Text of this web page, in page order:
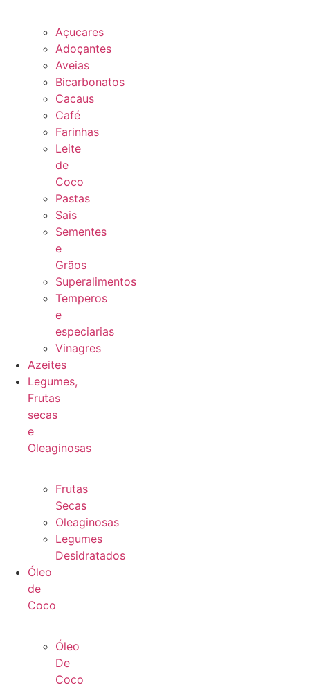
Açucares
Adoçantes
Aveias
Bicarbonatos
Cacaus
Café
Farinhas
Leite
de
Coco
Pastas
Sais
Sementes
e
Grãos
Superalimentos
Temperos
e
especiarias
Vinagres
Azeites
Legumes,
Frutas
secas
e
Oleaginosas
Frutas
Secas
Oleaginosas
Legumes
Desidratados
Óleo
de
Coco
Óleo
De
Coco